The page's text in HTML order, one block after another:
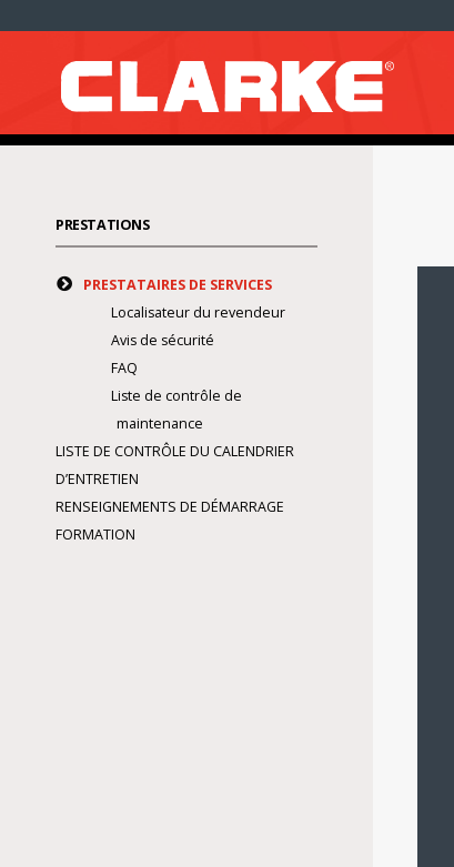
PRESTATIONS
PRESTATAIRES DE SERVICES
Localisateur du revendeur
Avis de sécurité
FAQ
Liste de contrôle de
maintenance
LISTE DE CONTRÔLE DU CALENDRIER
D’ENTRETIEN
RENSEIGNEMENTS DE DÉMARRAGE
FORMATION